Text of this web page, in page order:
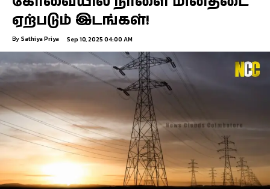
ஏற்படும் இடங்கள்!
By Sathiya Priya Sep 10, 2025 04:00 AM